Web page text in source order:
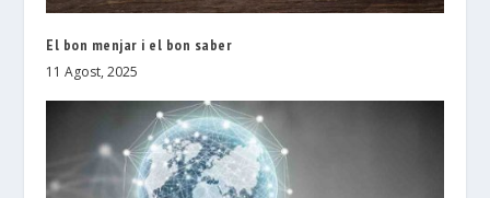
El bon menjar i el bon saber
11 Agost, 2025